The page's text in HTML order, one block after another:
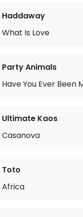
Haddaway
What Is Love
Party Animals
Have You Ever Been
Ultimate Kaos
Casanova
Toto
Africa